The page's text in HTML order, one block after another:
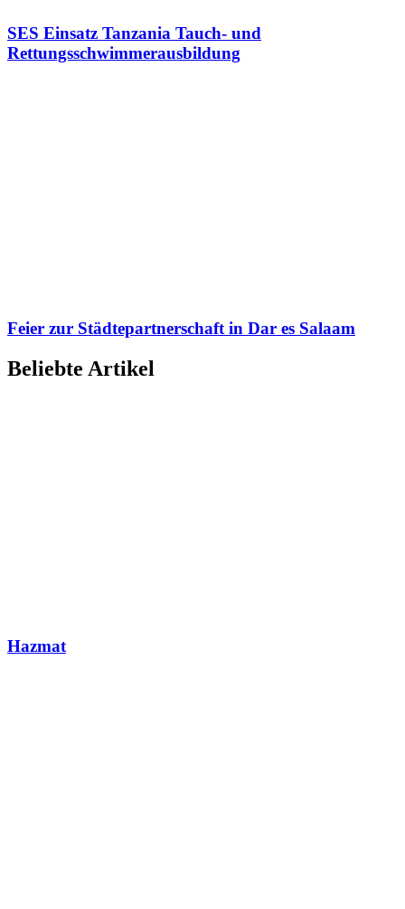
SES Einsatz Tanzania Tauch- und
Rettungsschwimmerausbildung
Feier zur Städtepartnerschaft in Dar es Salaam
Beliebte Artikel
Hazmat